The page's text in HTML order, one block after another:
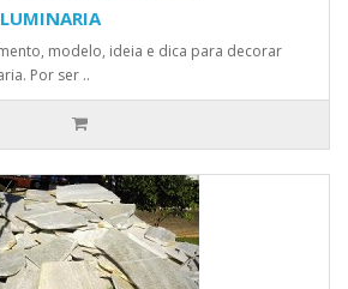
modelo, ideia e dica para decorar
Por ser ..